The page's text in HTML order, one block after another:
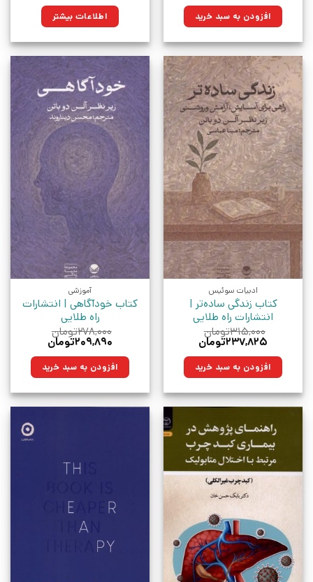
۴۹۵,۰۰۰تومان
بود.
۳۷۳,۷۲۵تومان.افزودن به سبد خرید اطلاعات بیشتر
ادبیات سوئیس
کتاب زندگی ساده‌تر |
انتشارات راه طلایی
۳۱۵,۰۰۰تومان
قیمت
۳۱۵,۰۰۰تومان
بود.
۲۳۷,۸۲۵تومان
۲۳۷,۸۲۵تومان.افزودن به سبد خرید
آموزشی
کتاب خودآگاهی | انتشارات
راه طلایی
۲۷۸,۰۰۰تومان
قیمت
۲۷۸,۰۰۰تومان
بود.
۲۰۹,۸۹۰تومان
۲۰۹,۸۹۰تومان.افزودن به سبد خرید